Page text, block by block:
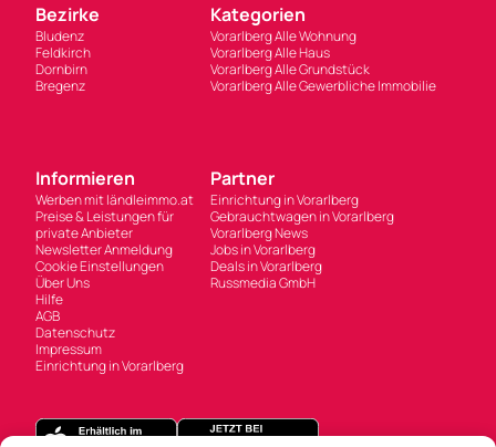
Bezirke
Bludenz
Feldkirch
Dornbirn
Bregenz
Kategorien
Vorarlberg Alle Wohnung
Vorarlberg Alle Haus
Vorarlberg Alle Grundstück
Vorarlberg Alle Gewerbliche Immobilie
Informieren
Werben mit ländleimmo.at
Preise & Leistungen für
private Anbieter
Newsletter Anmeldung
Cookie Einstellungen
Über Uns
Hilfe
AGB
Datenschutz
Impressum
Einrichtung in Vorarlberg
Partner
Einrichtung in Vorarlberg
Gebrauchtwagen in Vorarlberg
Vorarlberg News
Jobs in Vorarlberg
Deals in Vorarlberg
Russmedia GmbH